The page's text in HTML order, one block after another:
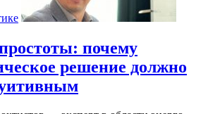
почему
решение должно